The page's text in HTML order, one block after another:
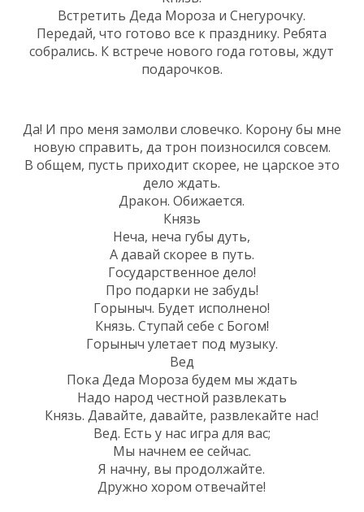
Встретить Деда Мороза и Снегурочку.
Передай, что готово все к празднику. Ребята
собрались. К встрече нового года готовы, ждут
подарочков.
Да! И про меня замолви словечко. Корону бы мне
новую справить, да трон поизносился совсем.
В общем, пусть приходит скорее, не царское это
дело ждать.
Дракон. Обижается.
Князь
Неча, неча губы дуть,
А давай скорее в путь.
Государственное дело!
Про подарки не забудь!
Горыныч. Будет исполнено!
Князь. Ступай себе с Богом!
Горыныч улетает под музыку.
Вед
Пока Деда Мороза будем мы ждать
Надо народ честной развлекать
Князь. Давайте, давайте, развлекайте нас!
Вед. Есть у нас игра для вас;
Мы начнем ее сейчас.
Я начну, вы продолжайте.
Дружно хором отвечайте!